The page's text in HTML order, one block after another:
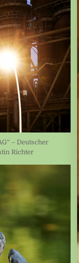
– Deutscher
Richter